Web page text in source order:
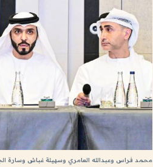
محمد فراس وعبدالله العامري وسهيلة غباش وسارة